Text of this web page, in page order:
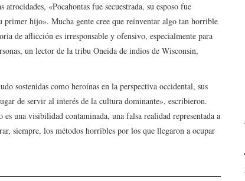
atrocidades, «Pocahontas fue secuestrada, su esposo fue
primer hijo». Mucha gente cree que reinventar algo tan horrible
de aflicción es irresponsable y ofensivo, especialmente para
un lector de la tribu Oneida de indios de Wisconsin,
sostenidas como heroínas en la perspectiva occidental, sus
de servir al interés de la cultura dominante», escribieron.
una visibilidad contaminada, una falsa realidad representada a
siempre, los métodos horribles por los que llegaron a ocupar